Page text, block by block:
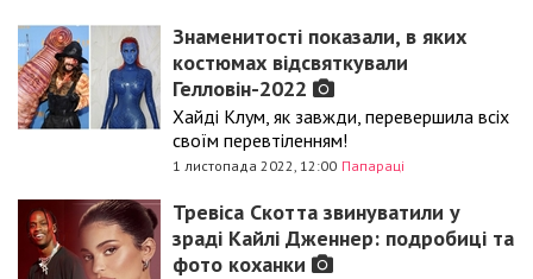
Знаменитості показали, в яких
костюмах відсвяткували
Гелловін-2022
Хайді Клум, як завжди, перевершила всіх
своїм перевтіленням!
1 листопада 2022, 12:00 Папараці
Тревіса Скотта звинуватили у
зраді Кайлі Дженнер: подробиці та
фото коханки